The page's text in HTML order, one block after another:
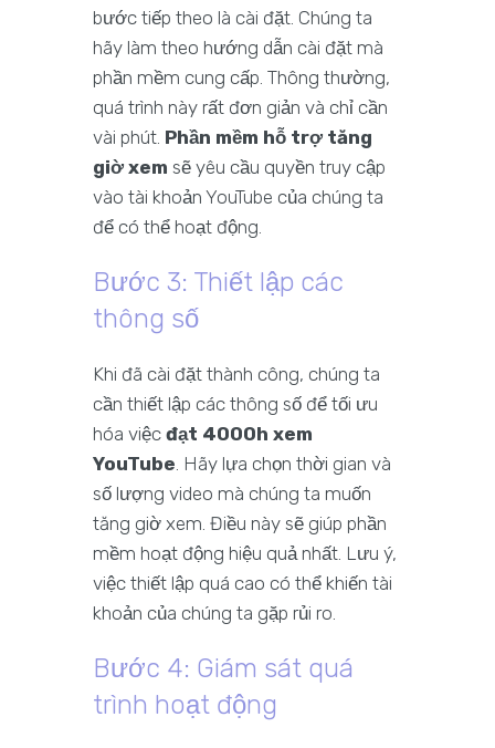
bước tiếp theo là cài đặt. Chúng ta
hãy làm theo hướng dẫn cài đặt mà
phần mềm cung cấp. Thông thường,
quá trình này rất đơn giản và chỉ cần
vài phút. Phần mềm hỗ trợ tăng
giờ xem sẽ yêu cầu quyền truy cập
vào tài khoản YouTube của chúng ta
để có thể hoạt động.
Bước 3: Thiết lập các
thông số
Khi đã cài đặt thành công, chúng ta
cần thiết lập các thông số để tối ưu
hóa việc đạt 4000h xem
YouTube. Hãy lựa chọn thời gian và
số lượng video mà chúng ta muốn
tăng giờ xem. Điều này sẽ giúp phần
mềm hoạt động hiệu quả nhất. Lưu ý,
việc thiết lập quá cao có thể khiến tài
khoản của chúng ta gặp rủi ro.
Bước 4: Giám sát quá
trình hoạt động